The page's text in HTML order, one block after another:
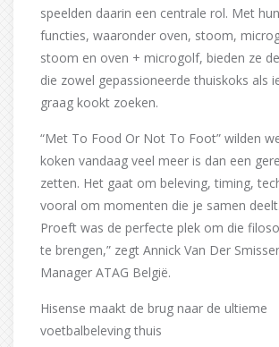
speelden daarin een centrale rol. Met
functies, waaronder oven, stoom,
stoom en oven + microgolf, bieden ze
die zowel gepassioneerde thuiskoks als
graag kookt zoeken.
“Met To Food Or Not To Foot” wilden
koken vandaag veel meer is dan een
zetten. Het gaat om beleving, timing,
vooral om momenten die je samen
Proeft was de perfecte plek om die
te brengen,” zegt Annick Van Der
Manager ATAG België.
Hisense maakt de brug naar de ultieme
voetbalbeleving thuis